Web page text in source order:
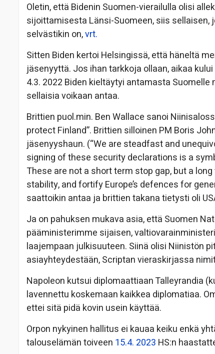
Oletin, että Bidenin Suomen-vierailulla olisi
sijoittamisesta Länsi-Suomeen, siis sellaisen,
selvästikin on,vrt.
Sitten Biden kertoi Helsingissä, että häneltä
jäsenyyttä. Jos ihan tarkkoja ollaan, aikaa
4.3. 2022 Biden kieltäytyi antamasta
sellaisia voikaan antaa.
Brittien puol.min. Ben Wallace sanoi
protect Finland”. Brittien silloinen PM Boris
jäsenyyshaun. (“We are steadfast and
signing of these security declarations is a
These are not a short term stop gap, but a
stability, and fortify Europe’s defences for
saattoikin antaa ja brittien takana tietysti oli
Ja on pahuksen mukava asia, että Suomen
pääministerimme sijaisen,
laajempaan julkisuuteen. Siinä olisi Niinistön
asiayhteydestään, Scriptan vieraskirjassa
Napoleon kutsui diplomaattiaan Talleyrandia
lavennettu koskemaan kaikkea diplomatiaa.
ettei sitä pidä kovin usein käyttää.
Orpon nykyinen hallitus ei kauaa keiku enkä
talouselämän toiveen 15.4. 2023 HS:n